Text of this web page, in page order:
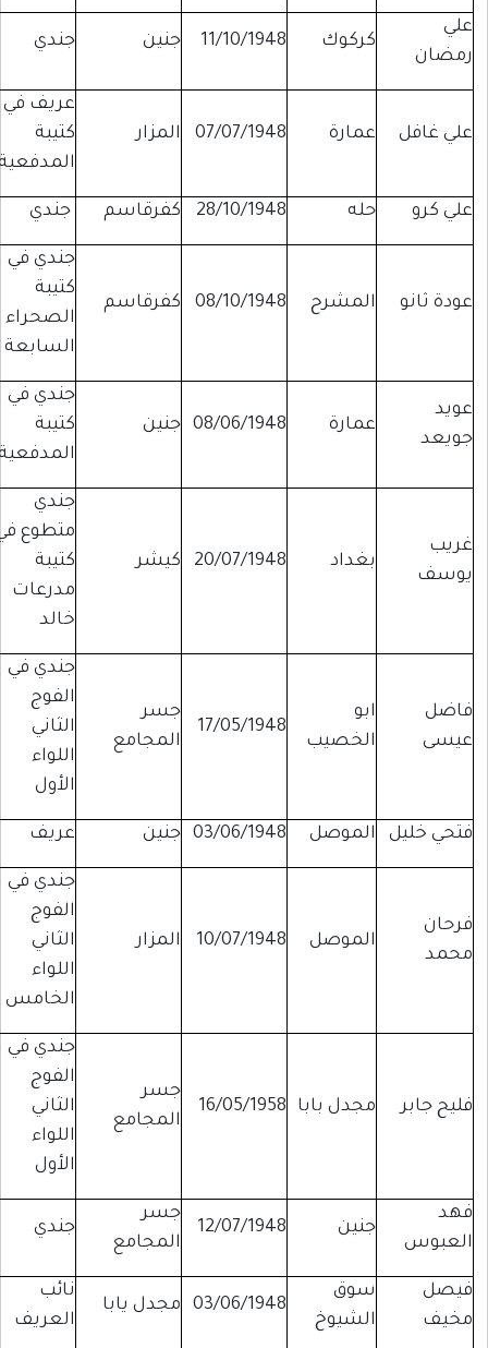
جندي جنين 11/10/1948 كركوك
علي
رمضان
عريف في
كتيبة
المدفعية
المزار 07/07/1948 عمارة علي غافل
جندي كفرقاسم 28/10/1948 حله علي كرو
جندي في
كتيبة
الصحراء
السابعة
كفرقاسم 08/10/1948 المشرح عودة ثانو
جندي في
كتيبة
المدفعية
جنين 08/06/1948 عمارة
عويد
جويعد
جندي
متطوع في
كتيبة
مدرعات
خالد
كيشر 20/07/1948 بغداد
غريب
يوسف
جندي في
الفوج
الثاني
اللواء
الأول
جسر
المجامع
17/05/1948
ابو
الخصيب
فاضل
عيسى
عريف جنين 03/06/1948 الموصل فتحي خليل
جندي في
الفوج
الثاني
اللواء
الخامس
المزار 10/07/1948 الموصل
فرحان
محمد
جندي في
الفوج
الثاني
اللواء
الأول
جسر
المجامع
16/05/1958 مجدل بابا فليح جابر
جندي
جسر
المجامع
12/07/1948 جنين
فهد
العبوس
نائب
العريف
مجدل يابا 03/06/1948
سوق
الشيوخ
فيصل
مخيف